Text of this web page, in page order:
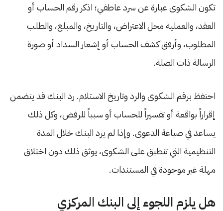
تكون الشكوى عبارة عن سرد عاطفي؛ اذكر رقم الحساب أو
العقد، والعملية محل الاعتراض، والتاريخ، والمبلغ، والطلب
المطلوب، وأرفق كشف الحساب أو إشعار السداد أو صورة
الرسالة ذات الصلة.
احتفظ برقم الشكوى والرد وتاريخ الاستلام. رد البنك قد يتضمن
إقراراً بواقعة أو تفسيراً للحساب أو سبباً للرفض، وكل ذلك
يساعد في صياغة الدعوى. وإذا لم يرد البنك خلال المدة
التنظيمية التي تنطبق على الشكوى، يوثق ذلك دون اختلاق
مهلة غير موجودة في المستندات.
هل يلزم اللجوء إلى البنك المركزي